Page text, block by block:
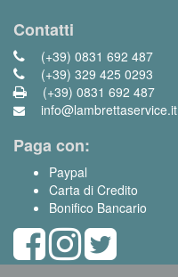
Contatti
(+39) 0831 692 487
(+39) 329 425 0293
(+39) 0831 692 487
info@lambrettaservice.it
Paga con:
Paypal
Carta di Credito
Bonifico Bancario